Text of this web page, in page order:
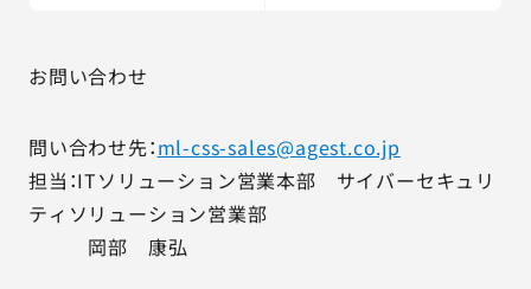
お問い合わせ
問い合わせ先：ml-css-sales@agest.co.jp
担当：ITソリューション営業本部 サイバーセキュリ
ティソリューション営業部
岡部 康弘